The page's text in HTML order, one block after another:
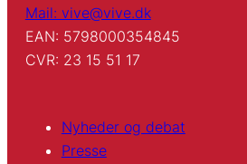
Mail: vive@vive.dk
EAN: 5798000354845
CVR: 23 15 51 17
Nyheder og debat
Presse